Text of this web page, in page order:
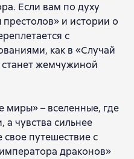
Если вам по духу
и истории о
с
как в «Случай
станет жемчужиной
миры» – вселенные, где
чувства сильнее
путешествие с
драконов»